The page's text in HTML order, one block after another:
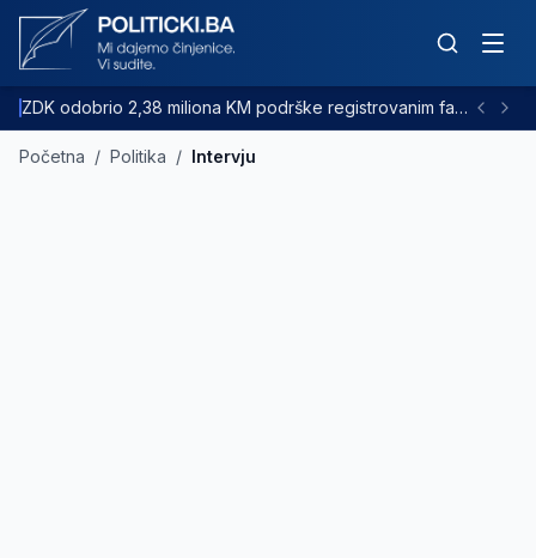
ZDK odobrio 2,38 miliona KM podrške registrovanim farmama goveda
Početna / Politika / Intervju